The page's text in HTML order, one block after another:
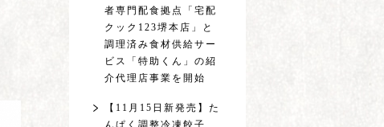
者専門配食拠点「宅配
クック123堺本店」と
調理済み食材供給サー
ビス「特助くん」の紹
介代理店事業を開始
【11月15日新発売】た
んぱく調整冷凍餃子